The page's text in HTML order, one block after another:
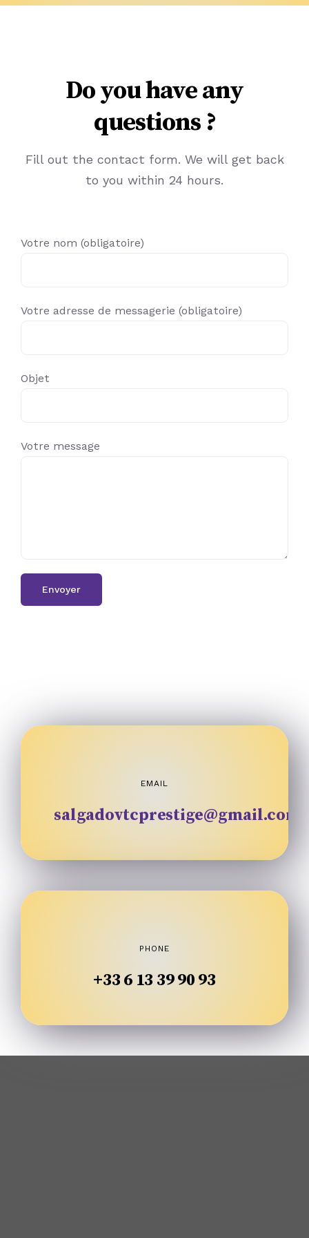
Do you have any
questions ?
Fill out the contact form. We will get back
to you within 24 hours.
Votre nom (obligatoire)
Votre adresse de messagerie (obligatoire)
Objet
Votre message
EMAIL
salgadovtcprestige@gmail.com
PHONE
+33 6 13 39 90 93